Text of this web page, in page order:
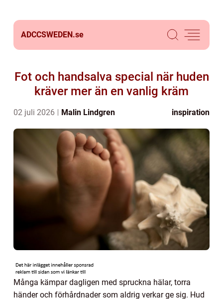
ADCCSWEDEN.se
Fot och handsalva special när huden
kräver mer än en vanlig kräm
02 juli 2026 Malin Lindgren inspiration
Många kämpar dagligen med spruckna hälar, torra
händer och förhårdnader som aldrig verkar ge sig. Hud